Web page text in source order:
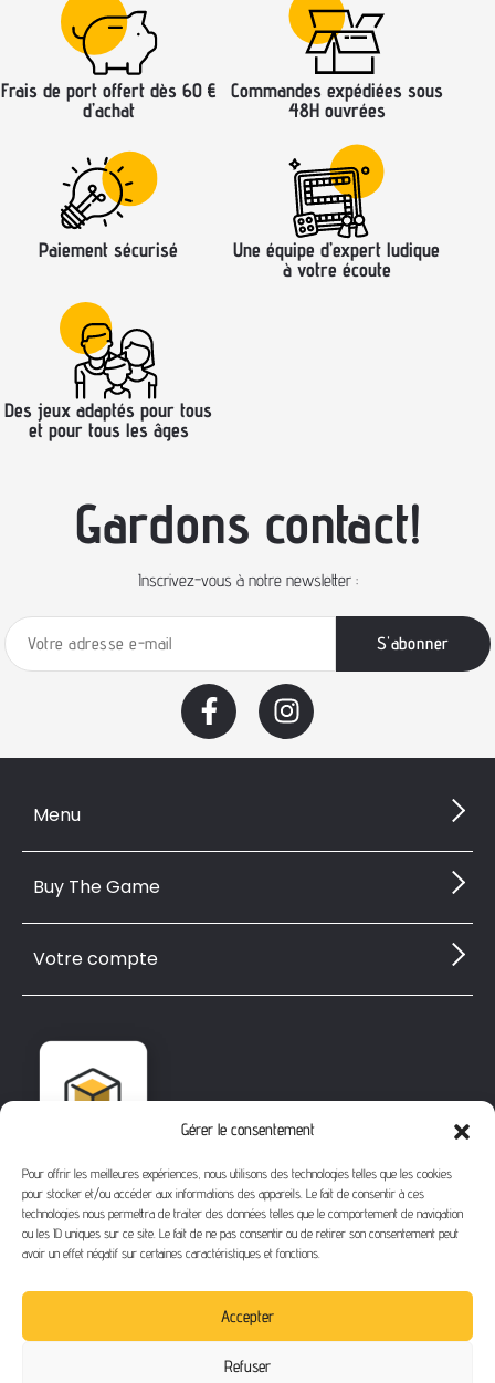
Gérer le consentement
Pour offrir les meilleures expériences, nous utilisons des technologies telles que les cookies
pour stocker et/ou accéder aux informations des appareils. Le fait de consentir à ces
technologies nous permettra de traiter des données telles que le comportement de navigation
ou les ID uniques sur ce site. Le fait de ne pas consentir ou de retirer son consentement peut
avoir un effet négatif sur certaines caractéristiques et fonctions.
Accepter
Refuser
Frais de port offert dès 60 €
d’achat
Commandes expédiées sous
48H ouvrées
Paiement sécurisé
Une équipe d’expert ludique
à votre écoute
Des jeux adaptés pour tous
et pour tous les âges
Gardons contact!
Inscrivez-vous à notre newsletter :
1112 Bd Fernand Darchicourt
62110 Hénin-Beaumont
Téléphone: 03 21 67 24 31
Menu
Buy The Game
Votre compte